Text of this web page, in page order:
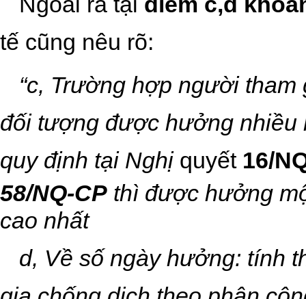
tế cũng nêu rõ:
“c, Trường hợp người
đối tượng được hưởng nhiều
quy định tại Nghị quyết 16/
58/NQ-CP thì được hưởng
cao nhất
d, Về số ngày hưởng: tính